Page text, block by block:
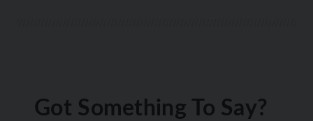
Got Something To Say?